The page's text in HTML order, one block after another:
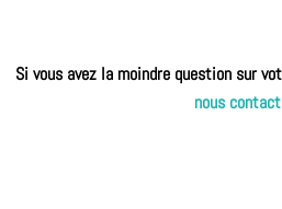
Si vous avez la moindre question sur
nous